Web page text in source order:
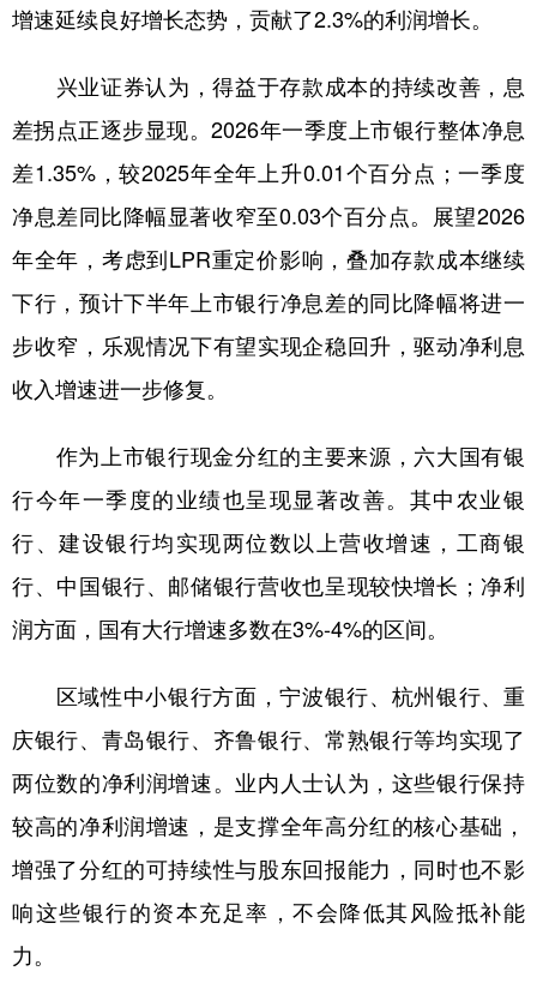
增速延续良好增长态势，贡献了2.3%的利润增长。
兴业证券认为，得益于存款成本的持续改善，息
差拐点正逐步显现。2026年一季度上市银行整体净息
差1.35%，较2025年全年上升0.01个百分点；一季度
净息差同比降幅显著收窄至0.03个百分点。展望2026
年全年，考虑到LPR重定价影响，叠加存款成本继续
下行，预计下半年上市银行净息差的同比降幅将进一
步收窄，乐观情况下有望实现企稳回升，驱动净利息
收入增速进一步修复。
作为上市银行现金分红的主要来源，六大国有银
行今年一季度的业绩也呈现显著改善。其中农业银
行、建设银行均实现两位数以上营收增速，工商银
行、中国银行、邮储银行营收也呈现较快增长；净利
润方面，国有大行增速多数在3%-4%的区间。
区域性中小银行方面，宁波银行、杭州银行、重
庆银行、青岛银行、齐鲁银行、常熟银行等均实现了
两位数的净利润增速。业内人士认为，这些银行保持
较高的净利润增速，是支撑全年高分红的核心基础，
增强了分红的可持续性与股东回报能力，同时也不影
响这些银行的资本充足率，不会降低其风险抵补能
力。